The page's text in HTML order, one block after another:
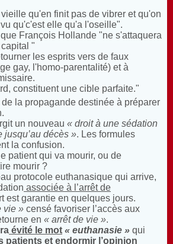
qu'en finit pas de vibrer et qu'on
qu'c'est elle qu'a l'oseille".
François Hollande "ne s'attaquera
"
les esprits vers de faux
gay, l'homo-parentalité) et à
constituent une cible parfaite."
la propagande destinée à préparer
un nouveau « droit à une sédation
jusqu’au décès ». Les formules
la confusion.
patient qui va mourir, ou de
mourir ?
protocole euthanasique qui arrive,
associée à l’arrêt de
est garantie en quelques jours.
vie » censé favoriser l’accès aux
en « arrêt de vie ».
évité le mot « euthanasie » qui
patients et endormir l’opinion